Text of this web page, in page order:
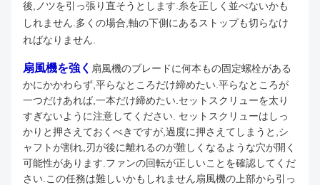
後,ノツを引っ張り直そうとします.糸を正しく並べないかも
しれません.多くの場合,軸の下側にあるストップも切らなけ
ればなりません.
扇風機を強く 扇風機のブレードに何本もの固定螺栓がある
かにかかわらず,平らなところだけ締めたい.平らなところが
一つだけあれば,一本だけ締めたい.セットスクリューを太り
すぎないように注意してください. セットスクリューはしっ
かりと押さえておくべきですが,過度に押さえてしまうと,シ
ャフトが割れ,刃が後に離れるのが難しくなるような穴が開く
可能性があります.ファンの回転が正しいことを確認してくだ
さい.この任務は難しいかもしれません扇風機の上部から引っ